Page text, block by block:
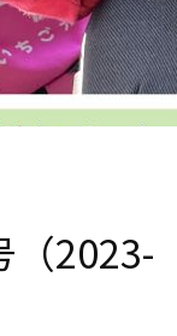
（2023-